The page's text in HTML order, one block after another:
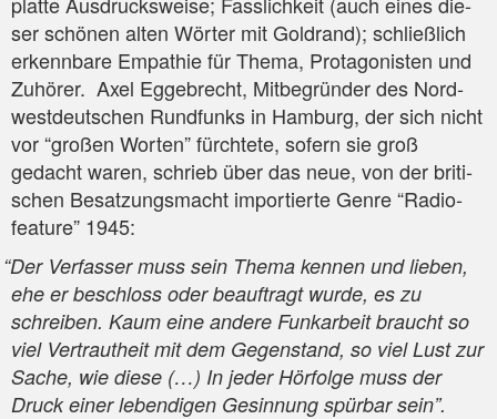
ser schö­nen alten Wör­ter mit Gold­rand); schließ­lich
erkenn­ba­re Empa­thie für The­ma, Prot­ago­nis­ten und
Zuhö­rer. Axel Egge­brecht, Mit­be­grün­der des Nord­
west­deut­schen Rund­funks in Ham­burg, der sich nicht
vor “gro­ßen Wor­ten” fürch­te­te, sofern sie groß
gedacht waren, schrieb über das neue, von der bri­ti­
schen Besat­zungs­macht impor­tier­te Gen­re “Radio­
fea­ture” 1945:
“Der Ver­fas­ser muss sein The­ma ken­nen und lie­ben,
ehe er beschloss oder beauf­tragt wur­de, es zu
schrei­ben. Kaum eine ande­re Funk­ar­beit braucht so
viel Ver­traut­heit mit dem Gegen­stand, so viel Lust zur
Sache, wie die­se (…) In jeder Hör­fol­ge muss der
Druck einer leben­di­gen Gesin­nung spür­bar sein”.